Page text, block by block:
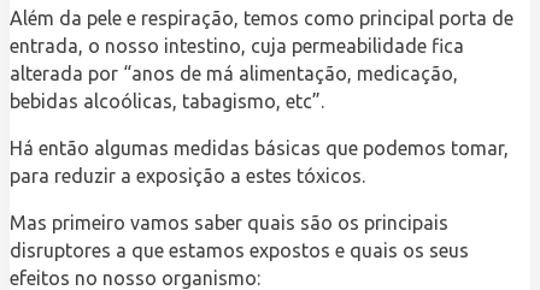
Além da pele e respiração, temos como principal porta de
entrada, o nosso intestino, cuja permeabilidade fica
alterada por “anos de má alimentação, medicação,
bebidas alcoólicas, tabagismo, etc”.
Há então algumas medidas básicas que podemos tomar,
para reduzir a exposição a estes tóxicos.
Mas primeiro vamos saber quais são os principais
disruptores a que estamos expostos e quais os seus
efeitos no nosso organismo: